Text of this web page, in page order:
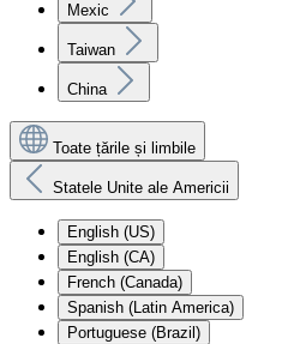
Mexic
Taiwan
China
Toate țările și limbile
Statele Unite ale Americii
English (US)
English (CA)
French (Canada)
Spanish (Latin America)
Portuguese (Brazil)